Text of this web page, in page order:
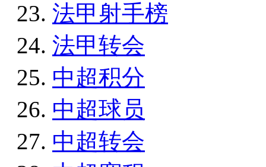
法甲射手榜
法甲转会
中超积分
中超球员
中超转会